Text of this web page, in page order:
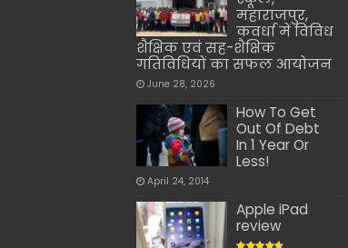
महाराजपुर,
कवर्धा में विविध
शैक्षिक एवं सह-शैक्षिक
गतिविधियों का सफल आयोजन
June 28, 2026
How To Get
Out Of Debt
In 1 Year Or
Less!
April 24, 2014
Apple iPad
review